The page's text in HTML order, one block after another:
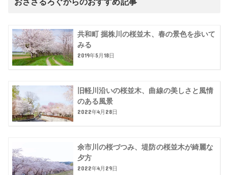
共和町 掘株川の桜並木、春の景色を歩いて
みる
2019年5月18日
旧軽川沿いの桜並木、曲線の美しさと風情
のある風景
2022年4月28日
余市川の桜づつみ、堤防の桜並木が綺麗な
夕方
2022年4月29日